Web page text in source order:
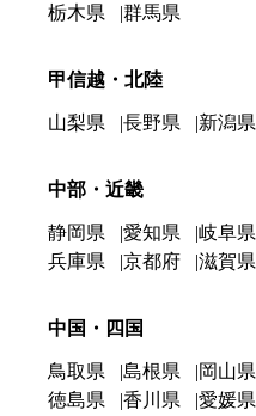
栃木県
群馬県
甲信越・北陸
山梨県 長野県 新潟県
中部・近畿
静岡県 愛知県 岐阜県
兵庫県
京都府 滋賀県
中国・四国
鳥取県 島根県 岡山県
徳島県
香川県 愛媛県